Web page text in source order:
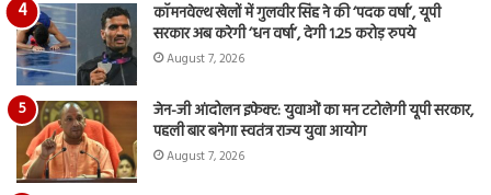
कॉमनवेल्थ खेलों में गुलवीर सिंह ने की ‘पदक वर्षा’, यूपी
सरकार अब करेगी ‘धन वर्षा’, देगी 1.25 करोड़ रुपये
August 7, 2026
जेन-जी आंदोलन इफेक्ट: युवाओं का मन टटोलेगी यूपी सरकार,
पहली बार बनेगा स्वतंत्र राज्य युवा आयोग
August 7, 2026